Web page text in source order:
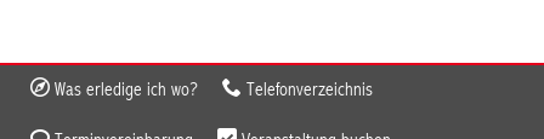
Was erledige ich wo? Telefonverzeichnis